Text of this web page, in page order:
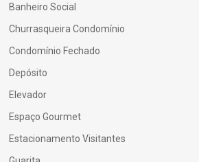
Banheiro Social
Churrasqueira Condomínio
Condomínio Fechado
Depósito
Elevador
Espaço Gourmet
Estacionamento Visitantes